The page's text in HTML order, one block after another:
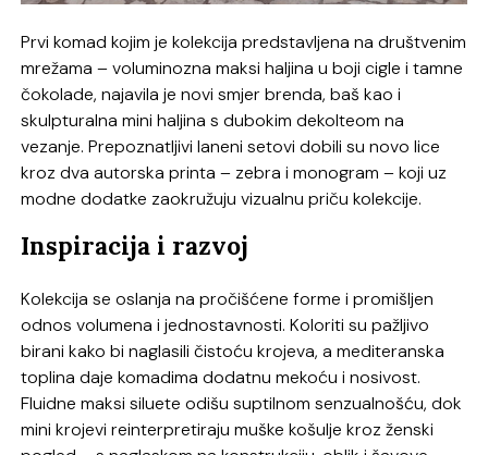
Prvi komad kojim je kolekcija predstavljena na društvenim
mrežama – voluminozna maksi haljina u boji cigle i tamne
čokolade, najavila je novi smjer brenda, baš kao i
skulpturalna mini haljina s dubokim dekolteom na
vezanje. Prepoznatljivi laneni setovi dobili su novo lice
kroz dva autorska printa – zebra i monogram – koji uz
modne dodatke zaokružuju vizualnu priču kolekcije.
Inspiracija i razvoj
Kolekcija se oslanja na pročišćene forme i promišljen
odnos volumena i jednostavnosti. Koloriti su pažljivo
birani kako bi naglasili čistoću krojeva, a mediteranska
toplina daje komadima dodatnu mekoću i nosivost.
Fluidne maksi siluete odišu suptilnom senzualnošću, dok
mini krojevi reinterpretiraju muške košulje kroz ženski